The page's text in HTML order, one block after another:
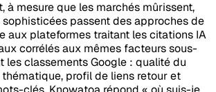
à mesure que les marchés mûrissent,
passent des approches de
aux plateformes traitant les citations IA
corrélés aux mêmes facteurs sous-
les classements Google : qualité du
profil de liens retour et